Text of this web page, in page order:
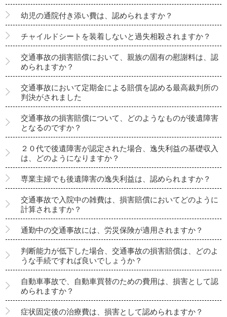
幼児の通院付き添い費は、認められますか？
チャイルドシートを装着しないと過失相殺されますか？
交通事故の損害賠償において、親族の固有の慰謝料は、認
められますか？
交通事故において定期金による賠償を認める最高裁判所の
判決がされました
交通事故の損害賠償について、どのようなものが後遺障害
となるのですか？
２０代で後遺障害が認定された場合、逸失利益の基礎収入
は、どのようになりますか？
専業主婦でも後遺障害の逸失利益は、認められますか？
交通事故で入院中の雑費は、損害賠償においてどのように
計算されますか？
通勤中の交通事故には、労災保険が適用されますか？
判断能力が低下した場合、交通事故の損害賠償は、どのよ
うな手続ですれば良いでしょうか？
自動車事故で、自動車買替のための費用は、損害として認
められますか？
症状固定後の治療費は、損害として認められますか？